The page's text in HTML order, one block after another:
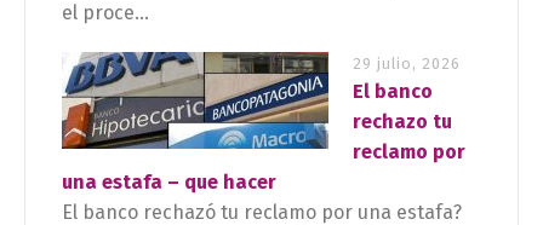
el proce...
29 julio, 2026
El banco
rechazo tu
reclamo por
una estafa – que hacer
El banco rechazó tu reclamo por una estafa?